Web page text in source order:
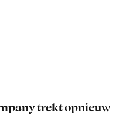
trekt opnieuw